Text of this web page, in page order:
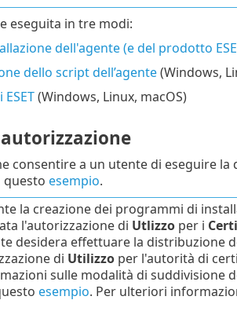
eseguita in tre modi:
dell'agente (e del prodotto
dello script dell’agente(Windows,
(Windows, Linux, macOS)
consentire a un utente di eseguire la
questo esempio.
la creazione dei programmi di
l'autorizzazione di Utlizzoper i
desidera effettuare la distribuzione
di Utilizzoper l'autorità di
sulle modalità di suddivisione
esempio. Per ulteriori